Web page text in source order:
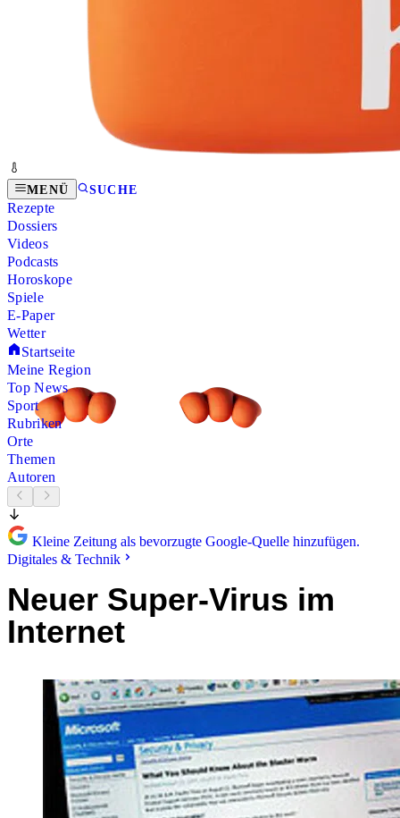
MENÜ SUCHE
Rezepte
Dossiers
Videos
Podcasts
Horoskope
Spiele
E-Paper
Wetter
Startseite
Meine Region
Top News
Sport
Rubriken
Orte
Themen
Autoren
Kleine Zeitung als bevorzugte Google-Quelle hinzufügen.
Digitales & Technik
Neuer Super-Virus im
Internet